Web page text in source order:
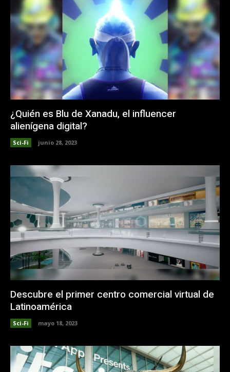
¿Quién es Blu de Xanadu, el influencer
alienígena digital?
Sci-Fi junio 28, 2023
Descubre el primer centro comercial virtual de
Latinoamérica
Sci-Fi mayo 18, 2023